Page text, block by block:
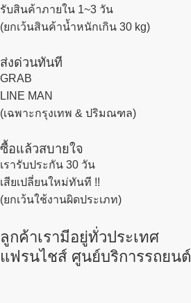
รับสินค้าภายใน 1~3 วัน
(ยกเว้นสินค้าน้ำหนักเกิน 30 kg)
ส่งด่วนทันที
GRAB
LINE MAN
(เฉพาะกรุงเทพ & ปริมณฑล)
ซื้อแล้วสบายใจ
เรารับประกัน 30 วัน
เสียเปลี่ยนใหม่ทันที !!
(ยกเว้นใช้งานผิดประเภท)
ลูกค้าเรามีอยู่ทั่วประเทศ
แฟรนไชส์ ศูนย์บริการรถยนต์